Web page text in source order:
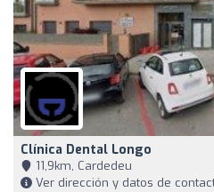
Clínica Dental Longo
11,9km, Cardedeu
Ver dirección y datos de